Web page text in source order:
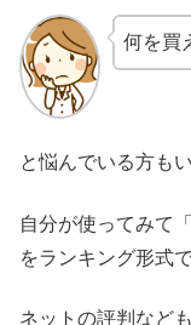
何を買
と悩んでいる方も
自分が使ってみて「
をランキング形式
ネットの評判など